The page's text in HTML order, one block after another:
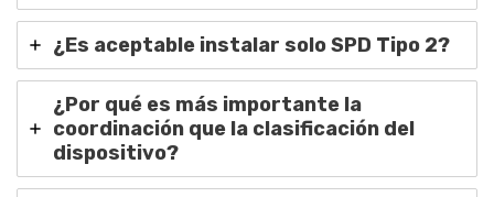
¿Es aceptable instalar solo SPD Tipo 2?
¿Por qué es más importante la
coordinación que la clasificación del
dispositivo?